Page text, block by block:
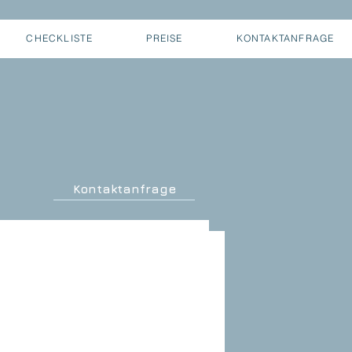
CHECKLISTE PREISE KONTAKTANFRAGE
Kontaktanfrage